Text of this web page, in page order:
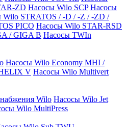
ZD Насосы Wilo SCP Насосы
Wilo STRATOS / -D / -Z / -ZD /
PICO Насосы Wilo STAR-RSD
/ GIGA B Насосы TWIn
Насосы Wilo Economy MHI /
V Насосы Wilo Multivert
Wilo Насосы Wilo Jet
Wilo MultiPress